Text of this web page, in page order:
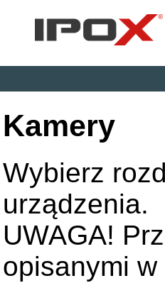
Kamery
Wybierz
urządzenia.
UWAGA!
opisanymi w